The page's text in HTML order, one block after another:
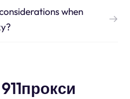
when